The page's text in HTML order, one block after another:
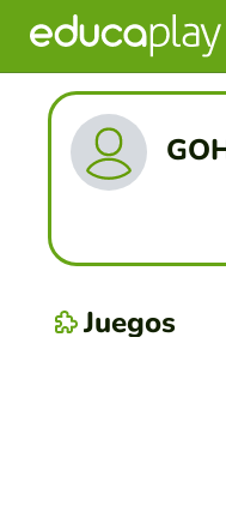
Juegos